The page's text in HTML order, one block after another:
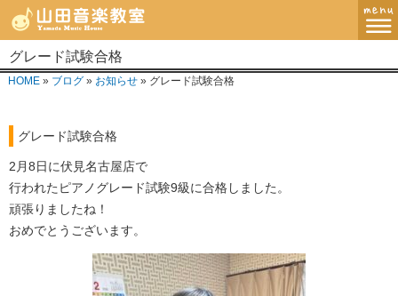
MENU
講師紹介・指導方針
レッスンコース
教室案内
グレード試験合格
HOME» ブログ» お知らせ» グレード試験合格
グレード試験合格
2月8日に伏見名古屋店で
行われたピアノグレード試験9級に合格しました。
頑張りましたね！
おめでとうございます。